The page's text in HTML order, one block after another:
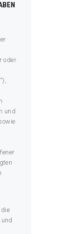
oder
und